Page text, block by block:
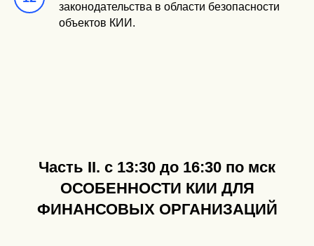
законодательства в области безопасности
объектов КИИ.
Часть II. с 13:30 до 16:30 по мск
ОСОБЕННОСТИ КИИ ДЛЯ
ФИНАНСОВЫХ ОРГАНИЗАЦИЙ